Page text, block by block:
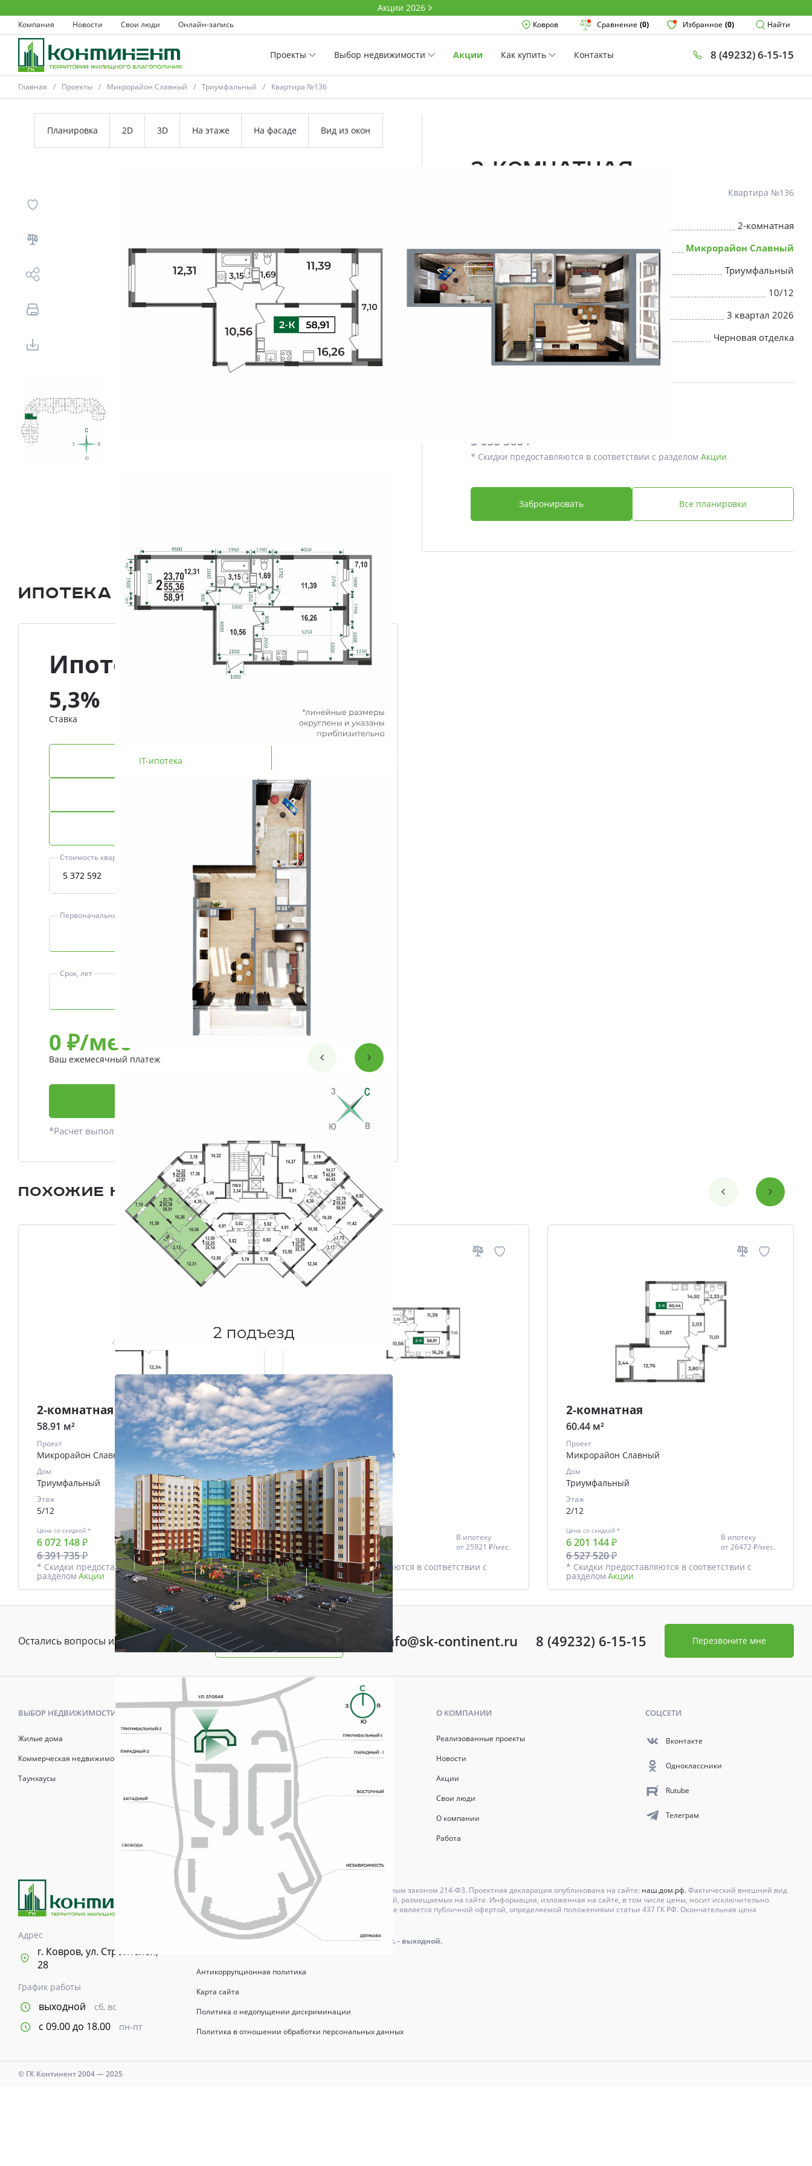
Акции 2026
Компания Новости Свои люди Онлайн-запись Ковров Сравнение (0) Избранное (0) Найти
Проекты Выбор недвижимости Акции Как купить Контакты 8 (49232) 6-15-15
×
Ковров
Проекты
Свои Люди
Офис продаж
О компании
Онлайн-запись
Главная Проекты Микрорайон Славный Триумфальный Квартира №136
Поиск
Планировка 2D 3D На этаже На фасаде Вид из окон
2-комнатная
Квартира №136
2-комнатная
Проект Микрорайон Славный
Дом Триумфальный
Этаж 10/12
Срок сдачи 3 квартал 2026
Отделка Черновая отделка
Дополнительно
5 655 360 ₽
* Скидки предоставляются в соответствии с разделом Акции
Забронировать Все планировки
* Скидки предоставляются в
Ипотека и Рассрочка
Ипотека
5,3%
Ставка
IT-ипотека
Стоимость квартиры, ₽
Первоначальный взнос, ₽
Срок, лет
0 ₽/мес
Ваш ежемесячный платеж
*Расчет выполнен приблизительно
Похожие квартиры Все планировки
2-комнатная
58.91 м²
Проект
Микрорайон Славный
Дом
Триумфальный
Этаж
5/12
Цена со скидкой *
6 072 148 ₽
6 391 735 ₽
В ипотеку
от25921 ₽/мес.
* Скидки предоставляются в соответствии с
разделом Акции
2-комнатная
58.91 м²
Проект
Микрорайон Славный
Дом
Триумфальный
Этаж
7/12
Цена со скидкой *
6 072 148 ₽
6 391 735 ₽
В ипотеку
от25921 ₽/мес.
* Скидки предоставляются в соответствии с
разделом Акции
2-комнатная
60.44 м²
Проект
Микрорайон Славный
Дом
Триумфальный
Этаж
2/12
Цена со скидкой *
6 201 144 ₽
6 527 520 ₽
В ипотеку
от26472 ₽/мес.
* Скидки предоставляются в соответствии с
разделом Акции
Остались вопросы или предложения? Задать вопрос info@sk-continent.ru 8 (49232) 6-15-15 Перезвоните мне
ВЫБОР НЕДВИЖИМОСТИ
Жилые дома
Коммерческая недвижимость
Таунхаусы
Калькулятор ипотеки
Рассрочка
Материнский капитал
О КОМПАНИИ
Реализованные проекты
Новости
Акции
Свои люди
О компании
Работа
СОЦСЕТИ
Вконтакте
Одноклассники
Rutube
Телеграм
Адрес
г. Ковров, ул. Строителей,
28
График работы
выходной сб, вс
с 09.00 до 18.00 пн-пт
Продажи осуществляются в соответствии с Федеральным законом 214-Ф3. Проектная декларация опубликована на сайте: наш.дом.рф.Фактический внешний вид
возводимых зданий может отличаться от изображений, размещаемых на сайте. Информация, изложенная на сайте, в том числе цены, носит исключительно
информационный характер и ни при каких условиях не является публичной офертой, определяемой положениями статьи 437 ГК РФ. Окончательная цена
указывается в договоре.
Время и дни работы сайта: пн.-пт.: 9.00 - 18.00, сб., вс. - выходной.
Антикоррупционная политика
Карта сайта
Политика о недопущении дискриминации
Политика в отношении обработки персональных данных
© ГК Континент 2004 — 2025